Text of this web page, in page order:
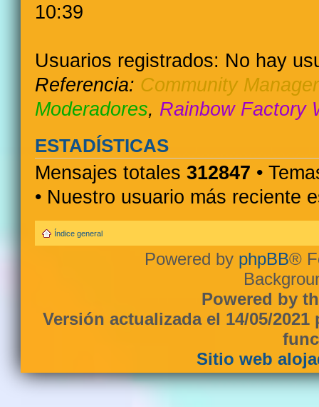
10:39
Usuarios registrados: No hay
Referencia: Community Manager
Moderadores, Rainbow Factory
ESTADÍSTICAS
Mensajes totales 312847 •
• Nuestro usuario más reciente
Índice general
Powered by phpBB®
Powered by
Versión actualizada el 14/05/
Sitio web